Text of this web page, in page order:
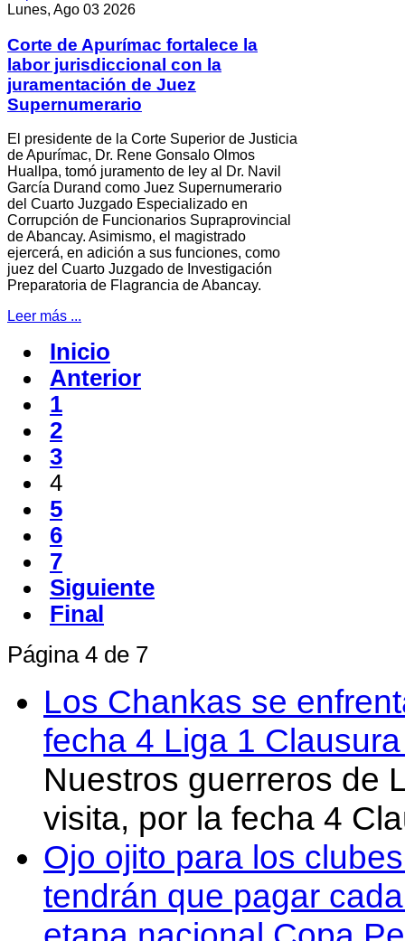
Lunes, Ago 03 2026
Corte de Apurímac fortalece la
labor jurisdiccional con la
juramentación de Juez
Supernumerario
El presidente de la Corte Superior de Justicia
de Apurímac, Dr. Rene Gonsalo Olmos
Huallpa, tomó juramento de ley al Dr. Navil
García Durand como Juez Supernumerario
del Cuarto Juzgado Especializado en
Corrupción de Funcionarios Supraprovincial
de Abancay. Asimismo, el magistrado
ejercerá, en adición a sus funciones, como
juez del Cuarto Juzgado de Investigación
Preparatoria de Flagrancia de Abancay.
Leer más ...
Inicio
Anterior
1
2
3
4
5
6
7
Siguiente
Final
Página 4 de 7
Los Chankas se
fecha 4 Liga 1
Nuestros guerreros de
visita, por la fecha 4
Ojo ojito para los
tendrán que pagar